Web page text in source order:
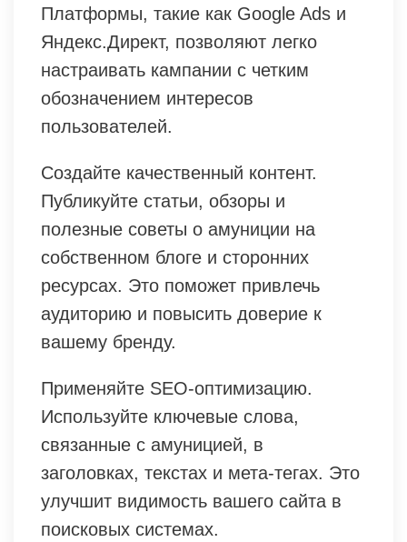
Платформы, такие как Google Ads и
Яндекс.Директ, позволяют легко
настраивать кампании с четким
обозначением интересов
пользователей.
Создайте качественный контент.
Публикуйте статьи, обзоры и
полезные советы о амуниции на
собственном блоге и сторонних
ресурсах. Это поможет привлечь
аудиторию и повысить доверие к
вашему бренду.
Применяйте SEO-оптимизацию.
Используйте ключевые слова,
связанные с амуницией, в
заголовках, текстах и мета-тегах. Это
улучшит видимость вашего сайта в
поисковых системах.